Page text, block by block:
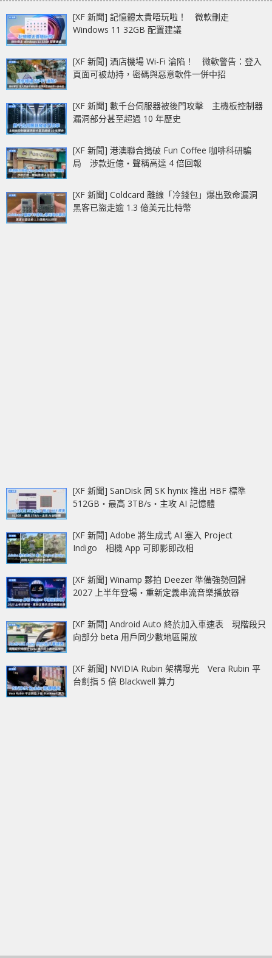
[XF 新聞] 記憶體太貴唔玩啦！ 微軟刪走
Windows 11 32GB 配置建議
[XF 新聞] 酒店機場 Wi-Fi 淪陷！ 微軟警告：登入
頁面可被劫持，密碼與惡意軟件一併中招
[XF 新聞] 數千台伺服器被後門攻擊 主機板控制器
漏洞部分甚至超過 10 年歷史
[XF 新聞] 港澳聯合搗破 Fun Coffee 咖啡科研騙
局 涉款近億‧聲稱高達 4 倍回報
[XF 新聞] Coldcard 離線「冷錢包」爆出致命漏洞
黑客已盜走逾 1.3 億美元比特幣
[XF 新聞] SanDisk 同 SK hynix 推出 HBF 標準
512GB‧最高 3TB/s‧主攻 AI 記憶體
[XF 新聞] Adobe 將生成式 AI 塞入 Project
Indigo 相機 App 可即影即改相
[XF 新聞] Winamp 夥拍 Deezer 準備強勢回歸
2027 上半年登場‧重新定義串流音樂播放器
[XF 新聞] Android Auto 終於加入車速表 現階段只
向部分 beta 用戶同少數地區開放
[XF 新聞] NVIDIA Rubin 架構曝光 Vera Rubin 平
台劍指 5 倍 Blackwell 算力